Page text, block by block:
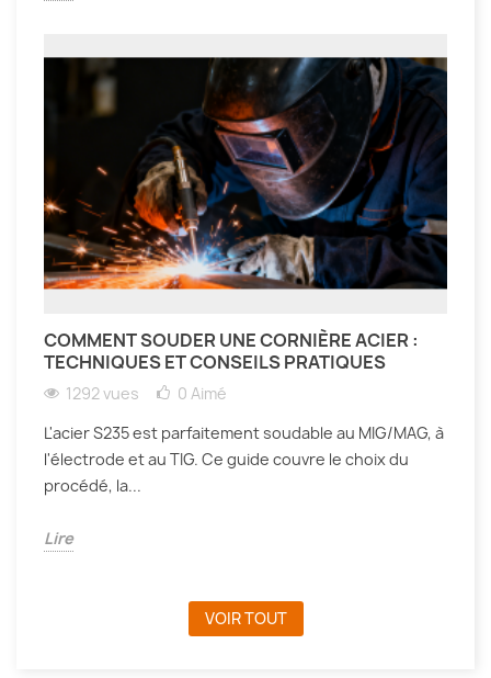
COMMENT SOUDER UNE CORNIÈRE ACIER :
TECHNIQUES ET CONSEILS PRATIQUES
1292 vues 0 Aimé
L'acier S235 est parfaitement soudable au MIG/MAG, à
l'électrode et au TIG. Ce guide couvre le choix du
procédé, la...
Lire
VOIR TOUT